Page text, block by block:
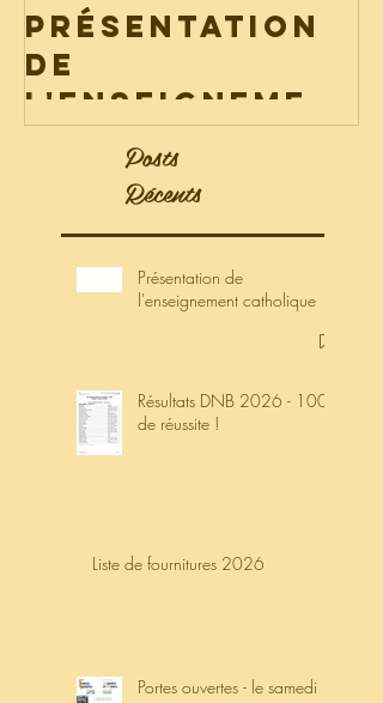
Présentation
de
l'enseignemen
t catholique
Posts
Récents
Présentation de
l'enseignement catholique
Résultats DNB 2026 - 100%
de réussite !
Liste de fournitures 2026
Portes ouvertes - le samedi